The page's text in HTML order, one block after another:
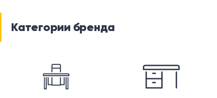
Категории бренда